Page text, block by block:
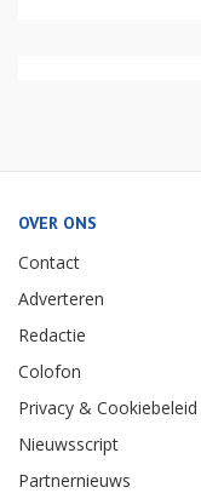
OVER ONS
Contact
Adverteren
Redactie
Colofon
Privacy & Cookiebeleid
Nieuwsscript
Partnernieuws